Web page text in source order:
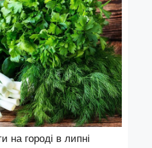
городі в липні